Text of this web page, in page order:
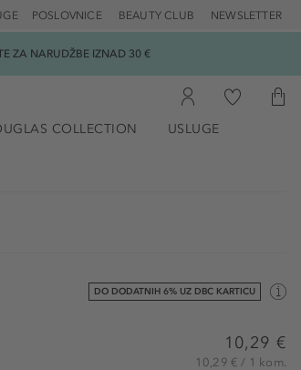
POSLOVNICE BEAUTY CLUB NEWSLETTER
ZA NARUDŽBE IZNAD 30 €
COLLECTION USLUGE
DO DODATNIH 6% UZ DBC KARTICU
10,29 €
10,29 € / 1 kom.